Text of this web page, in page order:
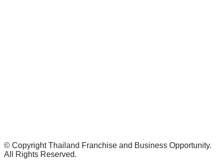
© Copyright Thailand Franchise and Business Opportunity.
All Rights Reserved.